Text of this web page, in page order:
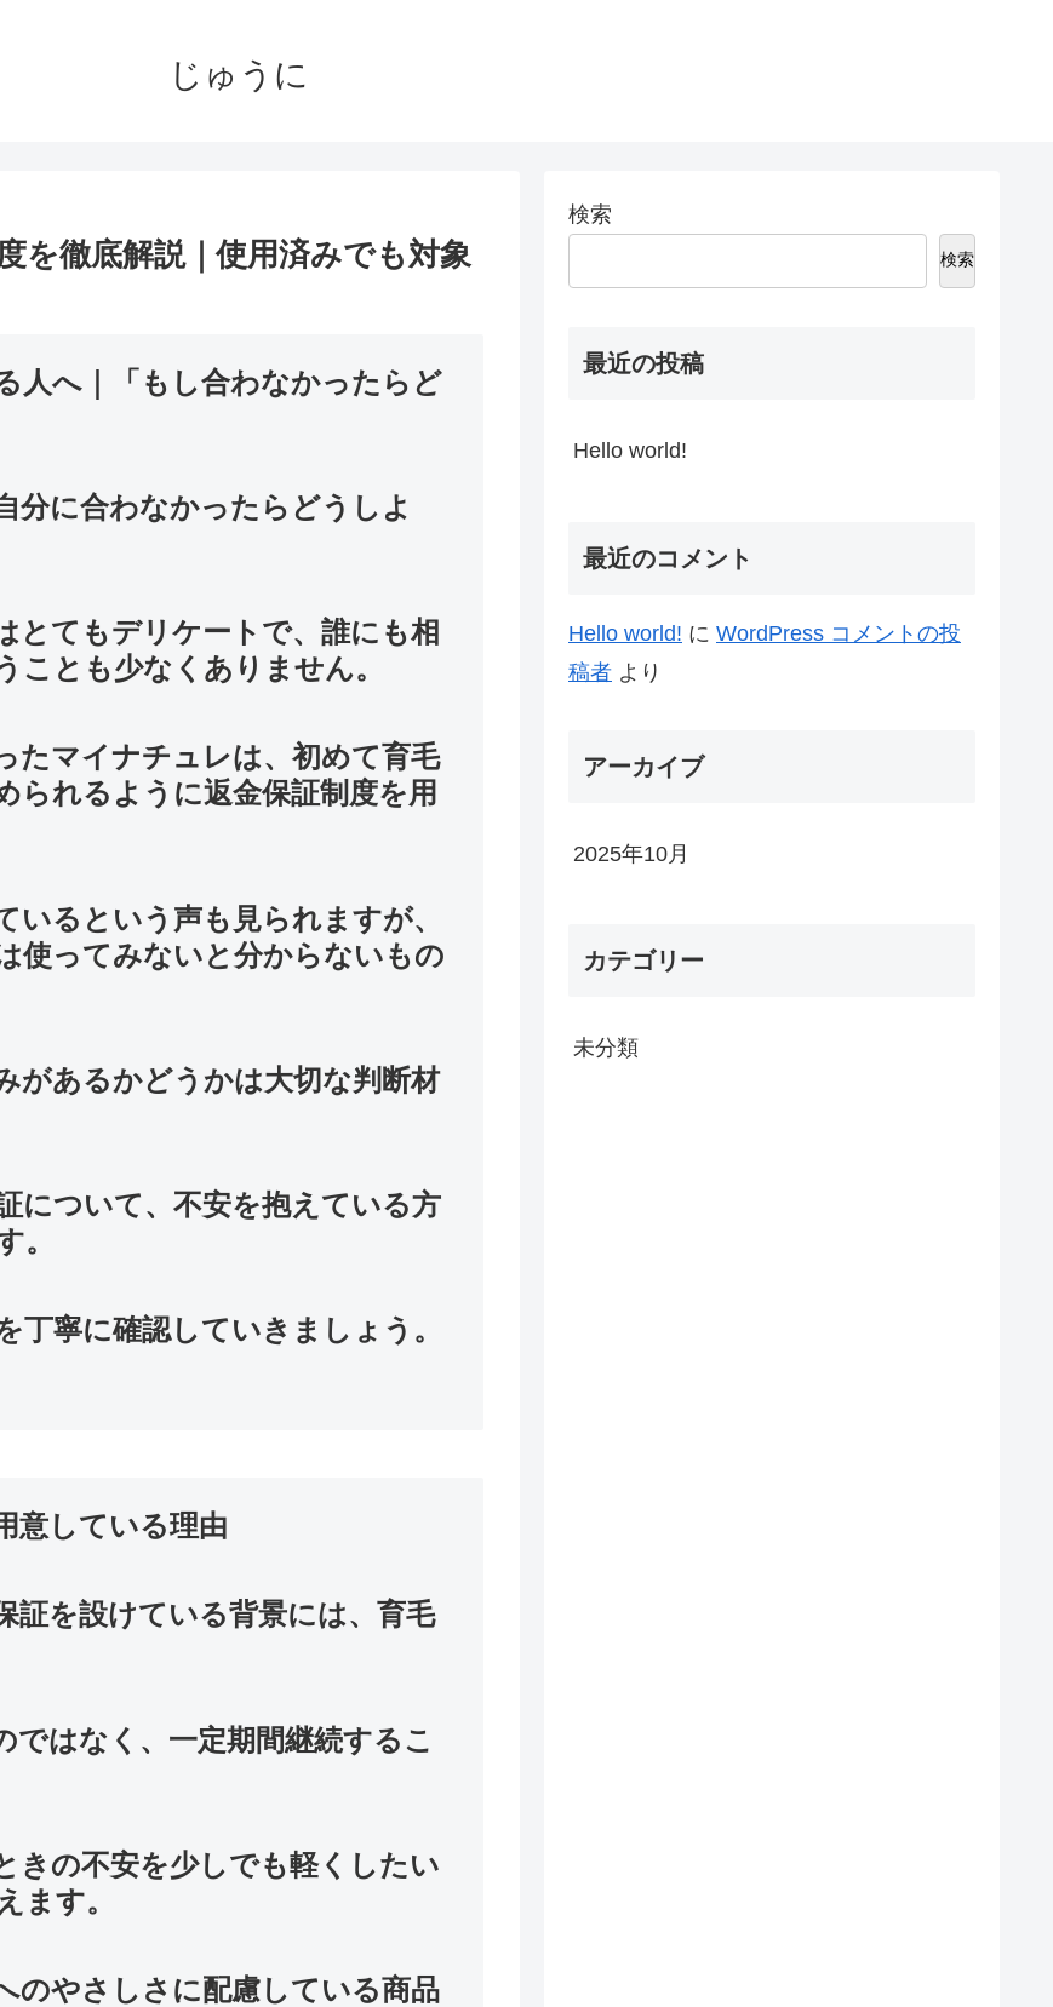
じゅうに
を徹底解説｜使用済みでも対象
人へ｜「もし合わなかったらど
分に合わなかったらどうしよ
とてもデリケートで、誰にも相
ことも少なくありません。
たマイナチュレは、初めて育毛
られるように返金保証制度を用
るという声も見られますが、
使ってみないと分からないもの
があるかどうかは大切な判断材
について、不安を抱えている方
。
寧に確認していきましょう。
意している理由
証を設けている背景には、育毛
ではなく、一定期間継続するこ
きの不安を少しでも軽くしたい
ます。
のやさしさに配慮している商品
検索
検索
最近の投稿
Hello world!
最近のコメント
Hello world! に WordPress コメントの投
稿者 より
アーカイブ
2025年10月
カテゴリー
未分類